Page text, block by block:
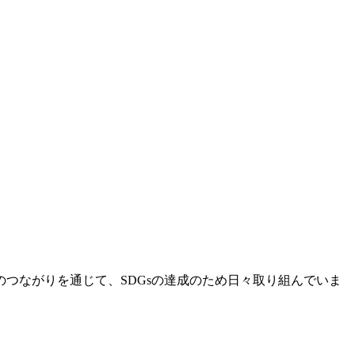
ながりを通じて、SDGsの達成のため日々取り組んでいま